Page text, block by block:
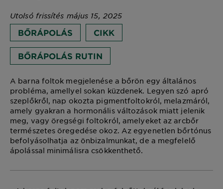
Utolsó frissítés május 15, 2025
BŐRÁPOLÁS CIKK
BŐRÁPOLÁS RUTIN
A barna foltok megjelenése a bőrön egy általános
probléma, amellyel sokan küzdenek. Legyen szó apró
szeplőkről, nap okozta pigmentfoltokról, melazmáról,
amely gyakran a hormonális változások miatt jelenik
meg, vagy öregségi foltokról, amelyeket az arcbőr
természetes öregedése okoz. Az egyenetlen bőrtónus
befolyásolhatja az önbizalmunkat, de a megfelelő
ápolással minimálisra csökkenthető.